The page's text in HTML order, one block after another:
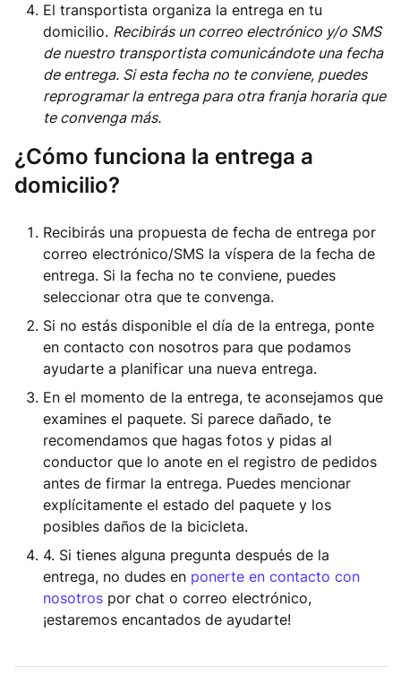
El transportista organiza la entrega en tu
domicilio. Recibirás un correo electrónico y/o SMS
de nuestro transportista comunicándote una fecha
de entrega. Si esta fecha no te conviene, puedes
reprogramar la entrega para otra franja horaria que
te convenga más.
¿Cómo funciona la entrega a
domicilio?
Recibirás una propuesta de fecha de entrega por
correo electrónico/SMS la víspera de la fecha de
entrega. Si la fecha no te conviene, puedes
seleccionar otra que te convenga.
Si no estás disponible el día de la entrega, ponte
en contacto con nosotros para que podamos
ayudarte a planificar una nueva entrega.
En el momento de la entrega, te aconsejamos que
examines el paquete. Si parece dañado, te
recomendamos que hagas fotos y pidas al
conductor que lo anote en el registro de pedidos
antes de firmar la entrega. Puedes mencionar
explícitamente el estado del paquete y los
posibles daños de la bicicleta.
4. Si tienes alguna pregunta después de la
entrega, no dudes en ponerte en contacto con
nosotros por chat o correo electrónico,
¡estaremos encantados de ayudarte!